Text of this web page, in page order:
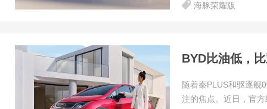
海豚荣耀版
BYD比油低，
随着秦PLUS和驱逐舰
注的焦点。近日，官